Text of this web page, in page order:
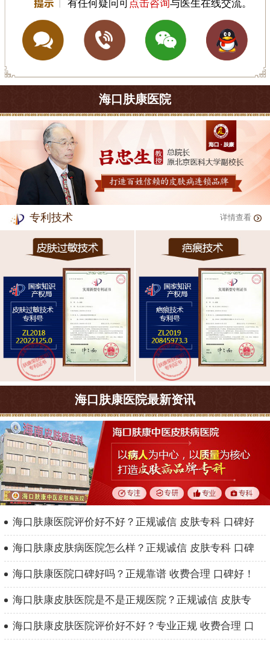
有任何疑问可 点击咨询与医生在线交流。
海口肤康医院
专利技术 详情查看
海口肤康医院最新资讯
海口肤康医院评价好不好？正规诚信 皮肤专科 口碑好
海口肤康皮肤病医院怎么样？正规诚信 皮肤专科 口碑
海口肤康医院口碑好吗？正规靠谱 收费合理 口碑好！
海口肤康皮肤医院是不是正规医院？正规诚信 皮肤专
海口肤康皮肤医院评价好不好？专业正规 收费合理 口